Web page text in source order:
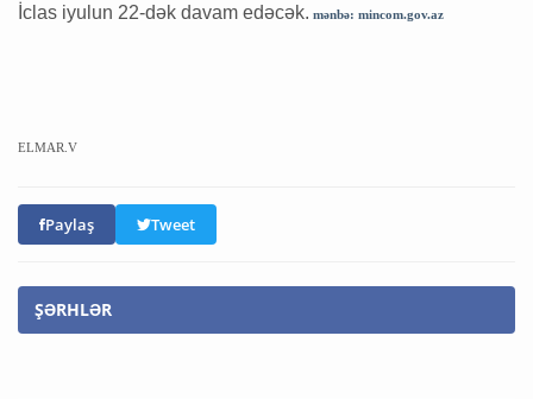
İclas iyulun 22-dək davam edəcək. mənbə: mincom.gov.az
ELMAR.V
Paylaş Tweet
ŞƏRHLƏR